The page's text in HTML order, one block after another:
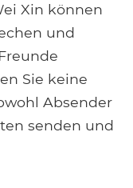
Xin können
und
Sie keine
Absender
senden und